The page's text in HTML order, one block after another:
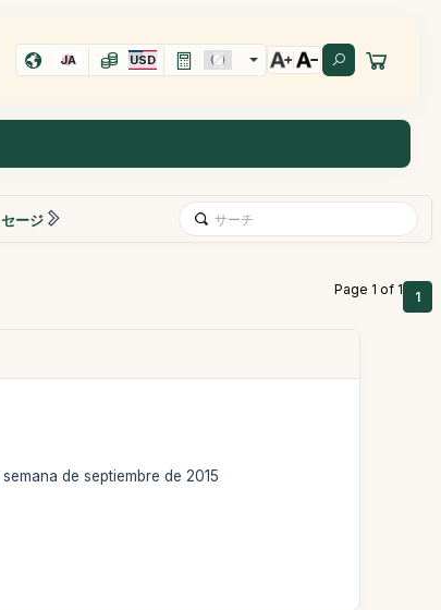
JA USD
ージ
Page 1 of 1 1
de septiembre de 2015